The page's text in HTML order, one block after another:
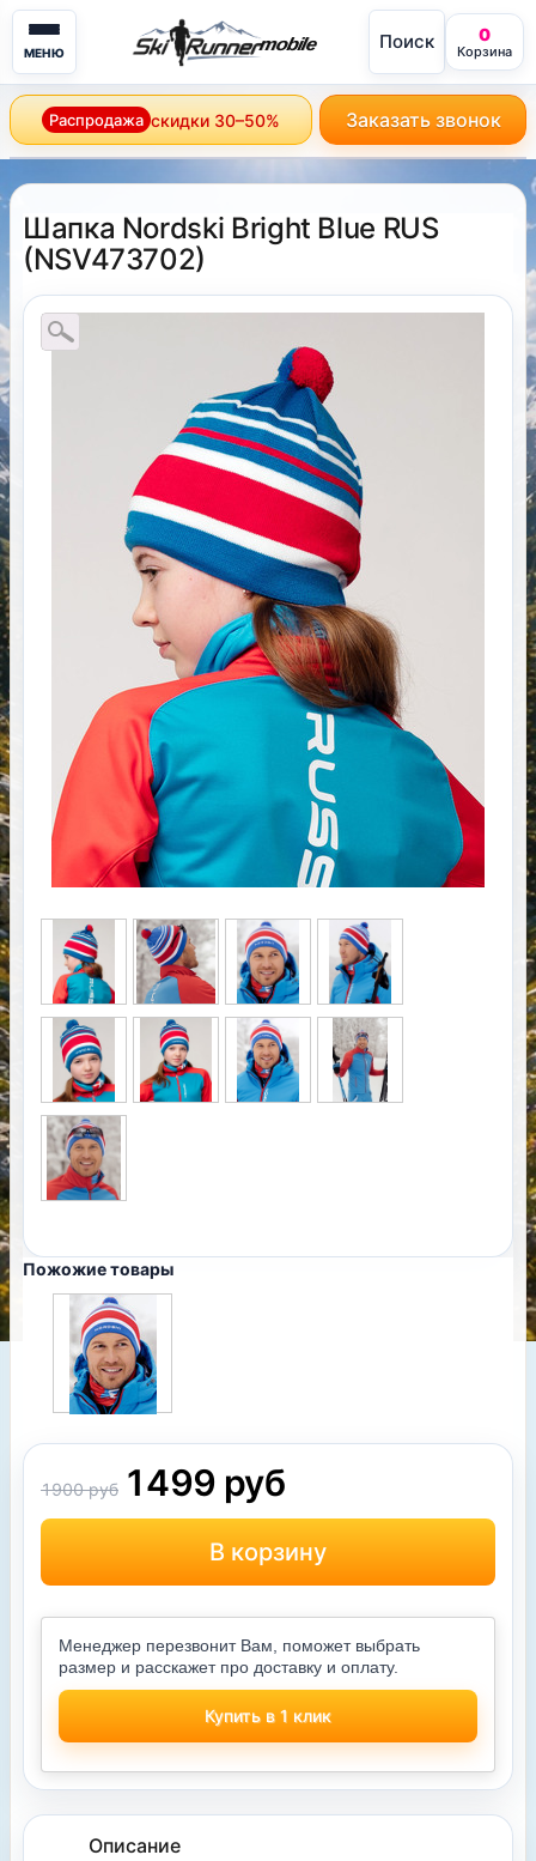
МЕНЮ mobile Поиск 0
Корзина
Распродажа скидки 30–50% Заказать звонок
Шапка Nordski Bright Blue RUS
(NSV473702)
Пожожие товары
1900 руб 1499 руб
Менеджер перезвонит Вам, поможет выбрать
размер и расскажет про доставку и оплату.
Купить в 1 клик
Описание